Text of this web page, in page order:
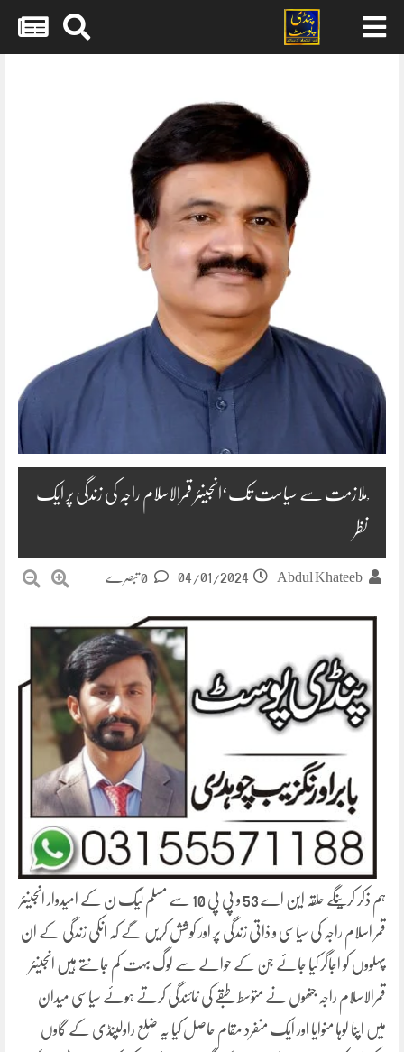
ْملازمت سے سیاست تک‘انجینئر قمرالاسلام راجہ کی زندگی پر ایک
نظر
Abdul Khateeb
04/01/2024
ہم ذکر کرینگے حلقہ این اے 53 و پی پی 10 سے مسلم لیگ ن کے امیدوار انجینئر
قمر اسلام راجہ کی سیاسی و ذاتی زندگی پر اور کوشش کریں گے کہ انکی زندگی کے ان
پہلووں کو اجاگر کیا جائے جن کے حوالے سے لوگ بہت کم جانتے ہیں انجینئر
قمرالاسلام راجہ جنھوں نے متوسط طبقے کی نمائندگی کرتے ہوئے سیاسی میدان
میں اپنا لوہا منوایا اور ایک منفرد مقام حاصل کیا یہ ضلع راولپنڈی کے گاوں